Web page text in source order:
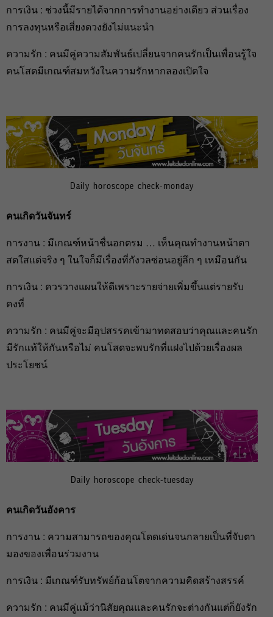
การเงิน : ช่วงนี้มีรายได้จากการทำงานอย่างเดียว ส่วนเรื่อง
การลงทุนหรือเสี่ยงดวงยังไม่แนะนำ
ความรัก : คนมีคู่ความสัมพันธ์เปลี่ยนจากคนรักเป็นเพื่อนรู้ใจ
คนโสดมีเกณฑ์สมหวังในความรักหากลองเปิดใจ
Daily horoscope check-monday
คนเกิดวันจันทร์
การงาน : มีเกณฑ์หน้าชื่นอกตรม … เห็นคุณทำงานหน้าตา
สดใสแต่จริง ๆ ในใจก็มีเรื่องที่กังวลซ่อนอยู่ลึก ๆ เหมือนกัน
การเงิน : ควรวางแผนให้ดีเพราะรายจ่ายเพิ่มขึ้นแต่รายรับ
คงที่
ความรัก : คนมีคู่จะมีอุปสรรคเข้ามาทดสอบว่าคุณและคนรัก
มีรักแท้ให้กันหรือไม่ คนโสดจะพบรักที่แฝงไปด้วยเรื่องผล
ประโยชน์
Daily horoscope check-tuesday
คนเกิดวันอังคาร
การงาน : ความสามารถของคุณโดดเด่นจนกลายเป็นที่จับตา
มองของเพื่อนร่วมงาน
การเงิน : มีเกณฑ์รับทรัพย์ก้อนโตจากความคิดสร้างสรรค์
ความรัก : คนมีคู่แม้ว่านิสัยคุณและคนรักจะต่างกันแต่ก็ยังรัก